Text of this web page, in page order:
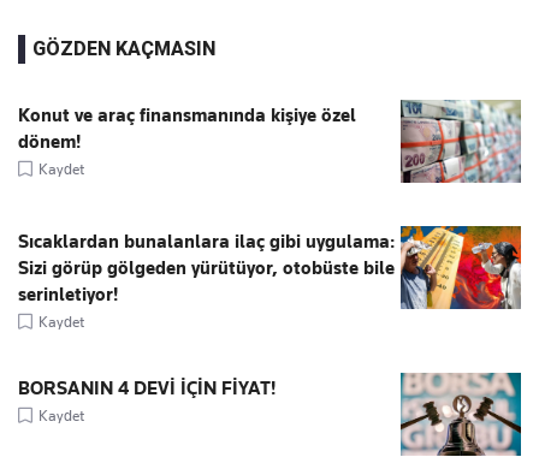
GÖZDEN KAÇMASIN
Konut ve araç finansmanında kişiye özel
dönem!
Kaydet
Sıcaklardan bunalanlara ilaç gibi uygulama:
Sizi görüp gölgeden yürütüyor, otobüste bile
serinletiyor!
Kaydet
BORSANIN 4 DEVİ İÇİN FİYAT!
Kaydet